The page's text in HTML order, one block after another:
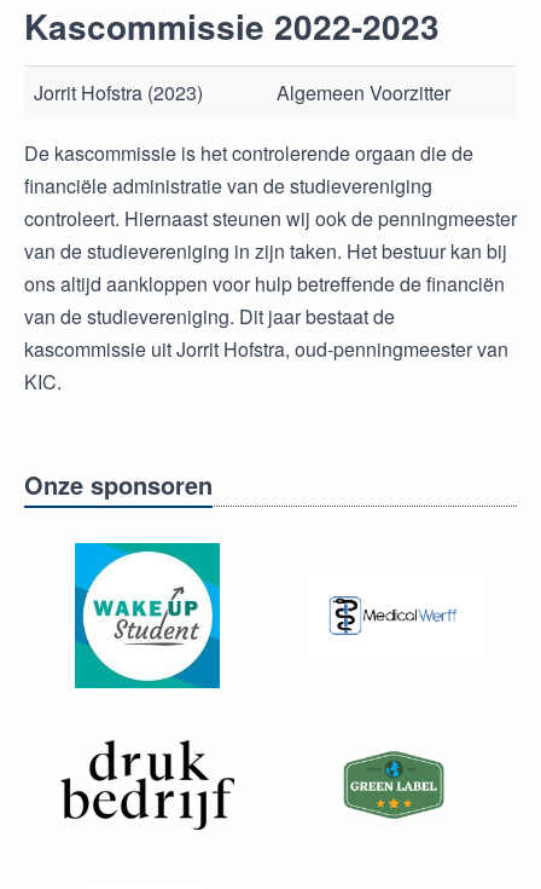
Kascommissie 2022-2023
Jorrit Hofstra (2023) Algemeen Voorzitter
De kascommissie is het controlerende orgaan die de
financiële administratie van de studievereniging
controleert. Hiernaast steunen wij ook de penningmeester
van de studievereniging in zijn taken. Het bestuur kan bij
ons altijd aankloppen voor hulp betreffende de financiën
van de studievereniging. Dit jaar bestaat de
kascommissie uit Jorrit Hofstra, oud-penningmeester van
KIC.
Onze sponsoren